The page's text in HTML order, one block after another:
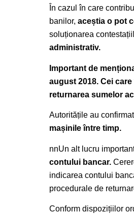
În cazul în care
banilor, aceștia o pot
soluționarea
administrativ.
Important de
august 2018. Cei
returnarea sumelor
Autoritățile au
mașinile între timp.
nnUn alt lucru
contului bancar.
indicarea contului
procedurale de
Conform dispozițiilor